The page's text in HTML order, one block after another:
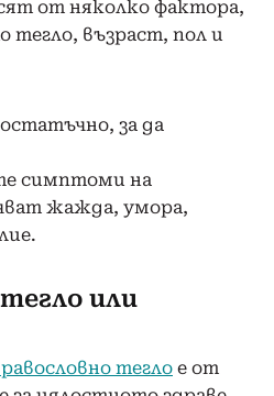
от няколко фактора,
възраст, пол и
за да
симптоми на
жажда, умора,
или
тегло е от